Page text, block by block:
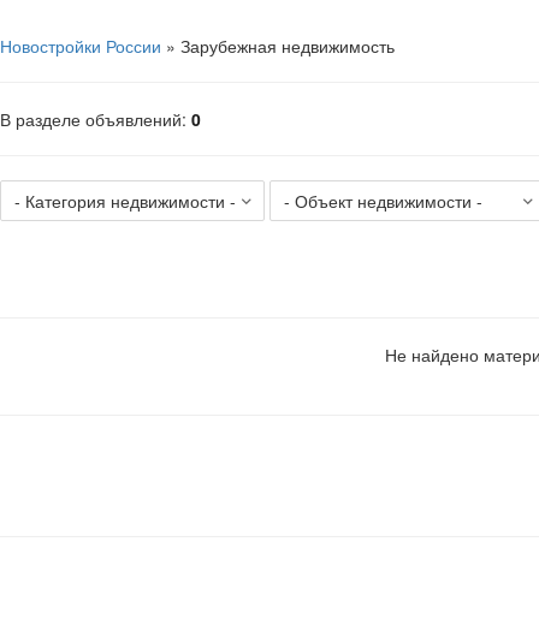
Новостройки России » Зарубежная недвижимость
В разделе объявлений: 0
Не найдено